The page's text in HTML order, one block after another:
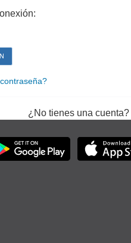
¿No tienes una cuenta?